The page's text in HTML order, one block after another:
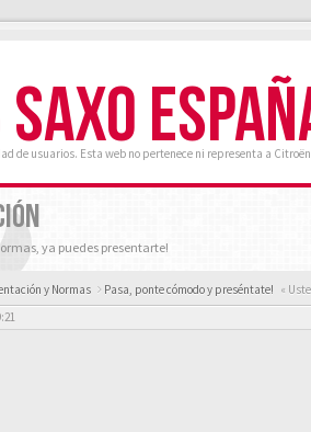
de usuarios. Esta web no pertenece ni representa a
ya puedes presentarte!
y Normas Pasa, ponte cómodo y preséntate! «